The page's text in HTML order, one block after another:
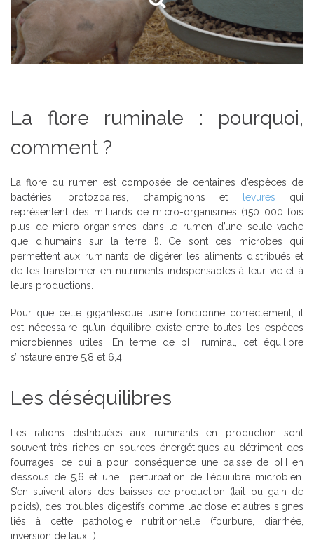
La flore ruminale : pourquoi,
comment ?
La flore du rumen est composée de centaines d’espèces de
bactéries, protozoaires, champignons et levures qui
représentent des milliards de micro-organismes (150 000 fois
plus de micro-organismes dans le rumen d’une seule vache
que d’humains sur la terre !). Ce sont ces microbes qui
permettent aux ruminants de digérer les aliments distribués et
de les transformer en nutriments indispensables à leur vie et à
leurs productions.
Pour que cette gigantesque usine fonctionne correctement, il
est nécessaire qu’un équilibre existe entre toutes les espèces
microbiennes utiles. En terme de pH ruminal, cet équilibre
s’instaure entre 5,8 et 6,4.
Les déséquilibres
Les rations distribuées aux ruminants en production sont
souvent très riches en sources énergétiques au détriment des
fourrages, ce qui a pour conséquence une baisse de pH en
dessous de 5,6 et une perturbation de l’équilibre microbien.
S’en suivent alors des baisses de production (lait ou gain de
poids), des troubles digestifs comme l’acidose et autres signes
liés à cette pathologie nutritionnelle (fourbure, diarrhée,
inversion de taux...).